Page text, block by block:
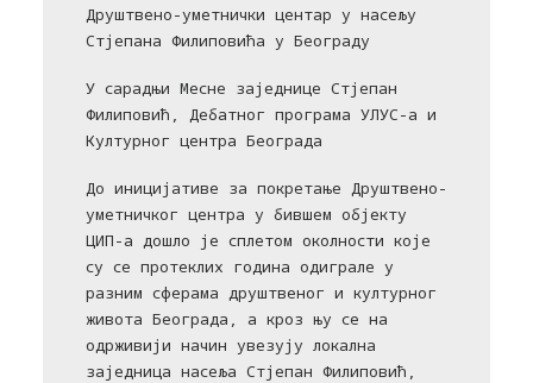
Друштвено-уметнички центар у насељу
Стјепана Филиповића у Београду
У сарадњи Месне заједнице Стјепан
Филиповић, Дебатног програма УЛУС-а и
Културног центра Београда
До иницијативе за покретање Друштвено-
уметничког центра у бившем објекту
ЦИП-а дошло је сплетом околности које
су се протеклих година одиграле у
разним сферама друштвеног и културног
живота Београда, а кроз њу се на
одрживији начин увезују локална
заједница насеља Стјепан Филиповић,